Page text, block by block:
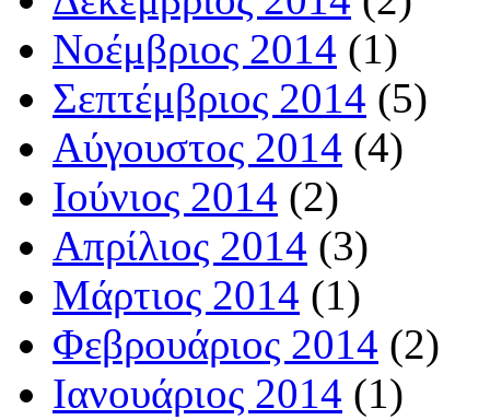
Νοέμβριος 2014 (1)
Σεπτέμβριος 2014 (5)
Αύγουστος 2014 (4)
Ιούνιος 2014 (2)
Απρίλιος 2014 (3)
Μάρτιος 2014 (1)
Φεβρουάριος 2014 (2)
Ιανουάριος 2014 (1)